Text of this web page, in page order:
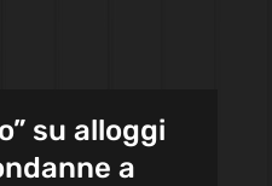
su alloggi
a